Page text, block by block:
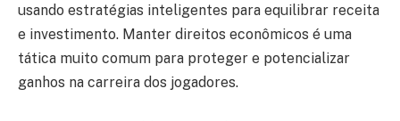
usando estratégias inteligentes para equilibrar receita
e investimento. Manter direitos econômicos é uma
tática muito comum para proteger e potencializar
ganhos na carreira dos jogadores.